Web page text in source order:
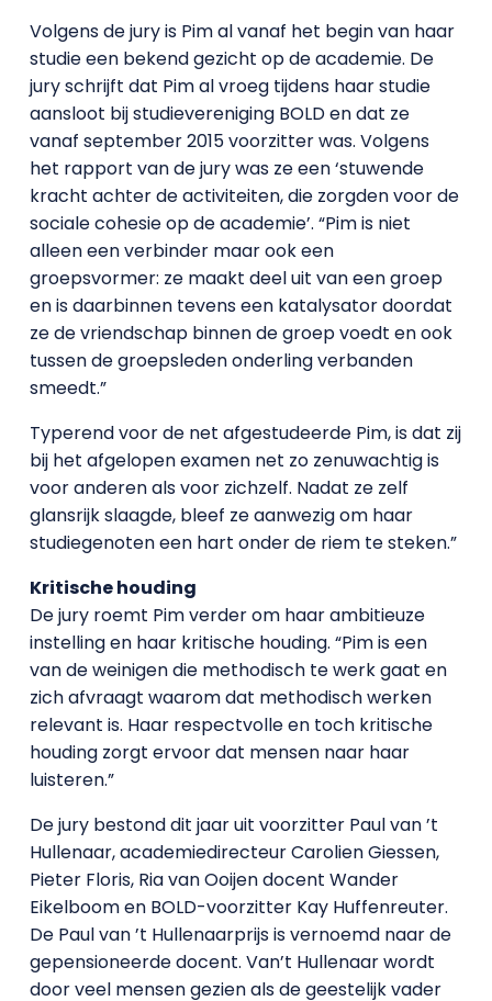
Volgens de jury is Pim al vanaf het begin van haar
studie een bekend gezicht op de academie. De
jury schrijft dat Pim al vroeg tijdens haar studie
aansloot bij studievereniging BOLD en dat ze
vanaf september 2015 voorzitter was. Volgens
het rapport van de jury was ze een ‘stuwende
kracht achter de activiteiten, die zorgden voor de
sociale cohesie op de academie’. “Pim is niet
alleen een verbinder maar ook een
groepsvormer: ze maakt deel uit van een groep
en is daarbinnen tevens een katalysator doordat
ze de vriendschap binnen de groep voedt en ook
tussen de groepsleden onderling verbanden
smeedt.”
Typerend voor de net afgestudeerde Pim, is dat zij
bij het afgelopen examen net zo zenuwachtig is
voor anderen als voor zichzelf. Nadat ze zelf
glansrijk slaagde, bleef ze aanwezig om haar
studiegenoten een hart onder de riem te steken.”
Kritische houding
De jury roemt Pim verder om haar ambitieuze
instelling en haar kritische houding. “Pim is een
van de weinigen die methodisch te werk gaat en
zich afvraagt waarom dat methodisch werken
relevant is. Haar respectvolle en toch kritische
houding zorgt ervoor dat mensen naar haar
luisteren.”
De jury bestond dit jaar uit voorzitter Paul van ’t
Hullenaar, academiedirecteur Carolien Giessen,
Pieter Floris, Ria van Ooijen docent Wander
Eikelboom en BOLD-voorzitter Kay Huffenreuter.
De Paul van ’t Hullenaarprijs is vernoemd naar de
gepensioneerde docent. Van’t Hullenaar wordt
door veel mensen gezien als de geestelijk vader